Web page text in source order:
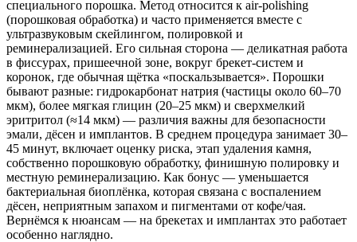
специального порошка. Метод относится к air-polishing
(порошковая обработка) и часто применяется вместе с
ультразвуковым скейлингом, полировкой и
реминерализацией. Его сильная сторона — деликатная работа
в фиссурах, пришеечной зоне, вокруг брекет-систем и
коронок, где обычная щётка «поскальзывается». Порошки
бывают разные: гидрокарбонат натрия (частицы около 60–70
мкм), более мягкая глицин (20–25 мкм) и сверхмелкий
эритритол (≈14 мкм) — различия важны для безопасности
эмали, дёсен и имплантов. В среднем процедура занимает 30–
45 минут, включает оценку риска, этап удаления камня,
собственно порошковую обработку, финишную полировку и
местную реминерализацию. Как бонус — уменьшается
бактериальная биоплёнка, которая связана с воспалением
дёсен, неприятным запахом и пигментами от кофе/чая.
Вернёмся к нюансам — на брекетах и имплантах это работает
особенно наглядно.